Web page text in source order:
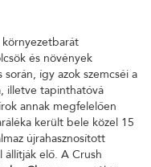
és növények
így azok szemcséi a
illetve tapinthatóvá
annak megfelelően
került bele közel 15
újrahasznosított
elő. A Crush